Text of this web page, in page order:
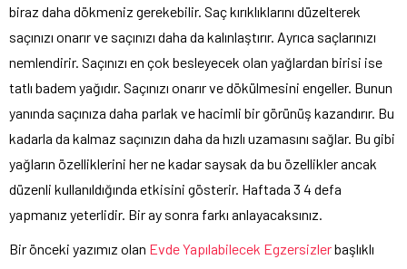
biraz daha dökmeniz gerekebilir. Saç kırıklıklarını düzelterek
saçınızı onarır ve saçınızı daha da kalınlaştırır. Ayrıca saçlarınızı
nemlendirir. Saçınızı en çok besleyecek olan yağlardan birisi ise
tatlı badem yağıdır. Saçınızı onarır ve dökülmesini engeller. Bunun
yanında saçınıza daha parlak ve hacimli bir görünüş kazandırır. Bu
kadarla da kalmaz saçınızın daha da hızlı uzamasını sağlar. Bu gibi
yağların özelliklerini her ne kadar saysak da bu özellikler ancak
düzenli kullanıldığında etkisini gösterir. Haftada 3 4 defa
yapmanız yeterlidir. Bir ay sonra farkı anlayacaksınız.
Bir önceki yazımız olan Evde Yapılabilecek Egzersizlerbaşlıklı